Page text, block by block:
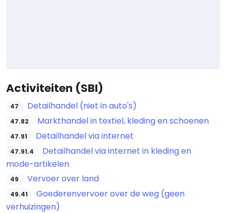
Activiteiten (SBI)
47 Detailhandel (niet in auto's)
47.82 Markthandel in textiel, kleding en schoenen
47.91 Detailhandel via internet
47.91.4
Detailhandel via internet in kleding en
mode-artikelen
49 Vervoer over land
49.41
Goederenvervoer over de weg (geen
verhuizingen)